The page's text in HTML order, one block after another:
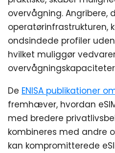
overvågning. Angribere,
operatørinfrastrukturen,
ondsindede profiler
hvilket muliggør
De ENISA publikationer
fremhæver, hvordan
med bredere
kombineres med andre
kan kompromitterede